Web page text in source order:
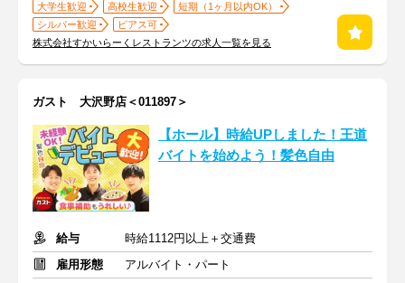
大学生歓迎 高校生歓迎
短期（1ヶ月以内OK）
シルバー歓迎
ピアス可
株式会社すかいらーくレストランツの求人一覧を見る
ガスト 大沢野店＜011897＞
【ホール】時給UPしました！王道
バイトを始めよう！髪色自由
給与
時給1112円以上＋交通費
雇用形態
アルバイト・パート